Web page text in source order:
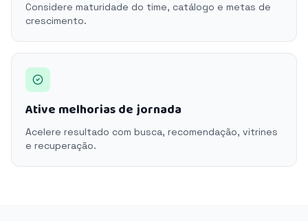
Considere maturidade do time, catálogo e metas de
crescimento.
Ative melhorias de jornada
Acelere resultado com busca, recomendação, vitrines
e recuperação.